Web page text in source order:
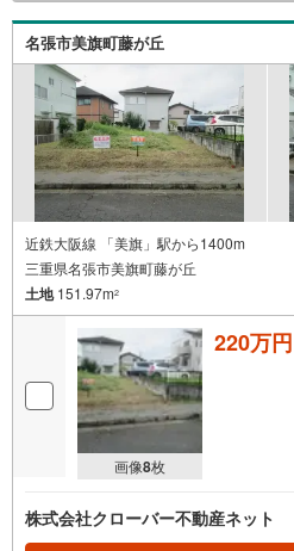
名張市美旗町藤が丘
近鉄大阪線 「美旗」駅から1400m
三重県名張市美旗町藤が丘
土地151.97m2
画像8枚
220万円
株式会社クローバー不動産ネット